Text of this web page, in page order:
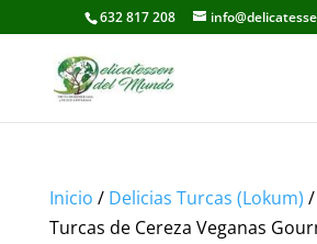
632 817 208
Inicio / Delicias Turcas (Lokum)
Turcas de Cereza Veganas